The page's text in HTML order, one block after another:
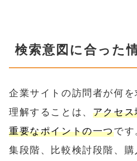
検索意図に合った
企業サイトの訪問者が何
理解することは、 アクセ
重要なポイントの一つで
集段階、比較検討段階、